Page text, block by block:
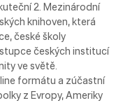
2. Mezinárodní
knihoven, která
české školy
českých institucí
ve světě.
formátu a zúčastní
z Evropy, Ameriky